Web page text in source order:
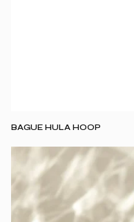
BAGUE HULA HOOP